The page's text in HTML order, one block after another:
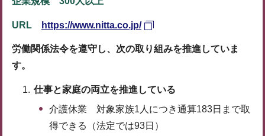
URL https://www.nitta.co.jp/
労働関係法令を遵守し、次の取り組みを推進していま
す。
仕事と家庭の両立を推進している
介護休業 対象家族1人につき通算183日まで取
得できる（法定では93日）